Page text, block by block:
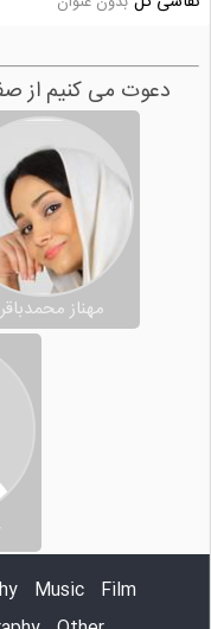
دعوت می کنیم از
مهناز
Music
Film